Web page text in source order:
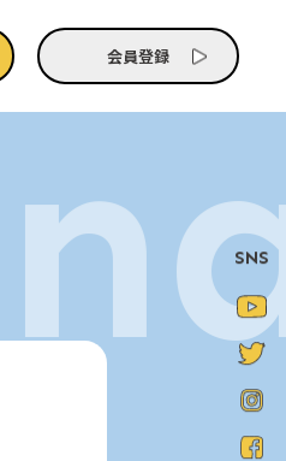
会員登録
SNS